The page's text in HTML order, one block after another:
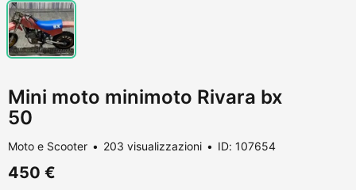
Mini moto minimoto Rivara bx
50
Moto e Scooter 203 visualizzazioni ID: 107654
450 €